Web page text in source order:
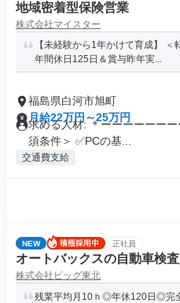
地域密着型保険営業
株式会社マイスター
【未経験から1年かけて育成】
年間休日125日＆賞与昨年実...
福島県白河市旭町
月給22万円～25万円
求める人材: ＊ーーーーーー
須条件＞ ✅PCの基...
交通費支給
NEW 正社員
オートバックスの自動車検
株式会社ビッグ東北
残業平均月10ｈ◎年休120日◎完